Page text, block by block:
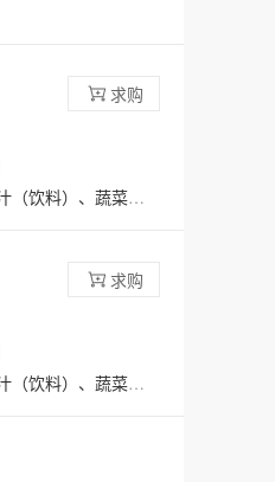
菜汁（饮料）；
求购
菜汁（饮料）；
求购